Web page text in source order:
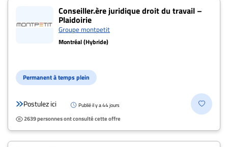
Conseiller.ère juridique droit du travail –
Plaidoirie
Groupe montpetit
Montréal (Hybride)
Permanent à temps plein
Postulez ici Publié il y a 44 jours
2639 personnes ont consulté cette offre